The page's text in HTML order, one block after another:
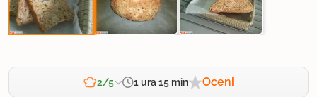
2/5 1 ura 15 min Oceni